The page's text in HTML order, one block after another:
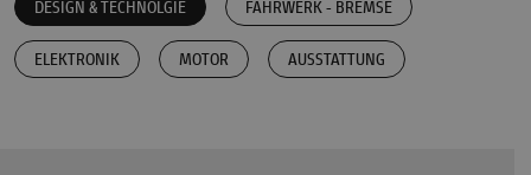
DESIGN & TECHNOLGIE FAHRWERK - BREMSE
ELEKTRONIK MOTOR AUSSTATTUNG